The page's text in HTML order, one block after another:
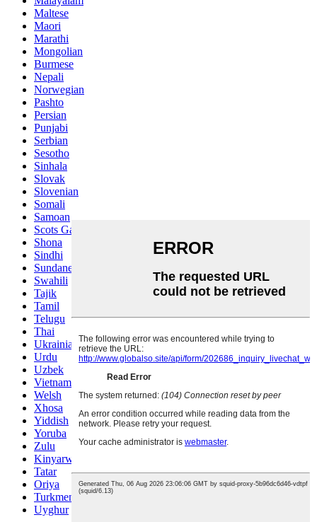
Maltese
Maori
Marathi
Mongolian
Burmese
Nepali
Norwegian
Pashto
Persian
Punjabi
Serbian
Sesotho
Sinhala
Slovak
Slovenian
Somali
Samoan
Scots Gaelic
Shona
Sindhi
Sundanese
Swahili
Tajik
Tamil
Telugu
Thai
Ukrainian
Urdu
Uzbek
Vietnamese
Welsh
Xhosa
Yiddish
Yoruba
Zulu
Kinyarwanda
Tatar
Oriya
Turkmen
Uyghur